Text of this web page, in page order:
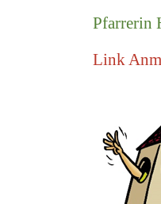
Pfarrerin
Link